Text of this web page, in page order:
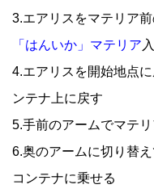
3.エアリスをマテリア
「はんいか」マテリア
4.エアリスを開始地点
ンテナ上に戻す
5.手前のアームでマテ
6.奥のアームに切り替
コンテナに乗せる